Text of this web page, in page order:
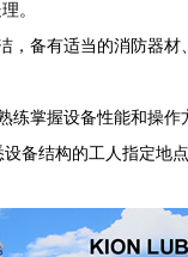
。
备有适当的消防器
掌握设备性能和操作
备结构的工人指定地